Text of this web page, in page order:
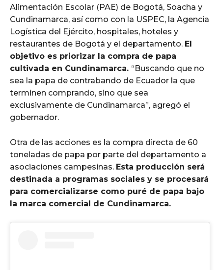
Alimentación Escolar (PAE) de Bogotá, Soacha y
Cundinamarca, así como con la USPEC, la Agencia
Logística del Ejército, hospitales, hoteles y
restaurantes de Bogotá y el departamento. El
objetivo es priorizar la compra de papa
cultivada en Cundinamarca. “Buscando que no
sea la papa de contrabando de Ecuador la que
terminen comprando, sino que sea
exclusivamente de Cundinamarca”, agregó el
gobernador.
Otra de las acciones es la compra directa de 60
toneladas de papa por parte del departamento a
asociaciones campesinas. Esta producción será
destinada a programas sociales y se procesará
para comercializarse como puré de papa bajo
la marca comercial de Cundinamarca.